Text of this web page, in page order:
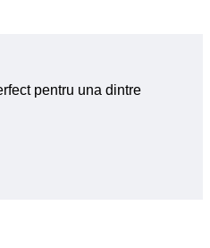
pentru una dintre